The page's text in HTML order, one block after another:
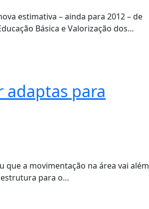
estimativa – ainda para 2012 – de
Básica e Valorização dos…
adaptas para
que a movimentação na área vai além
estrutura para o…